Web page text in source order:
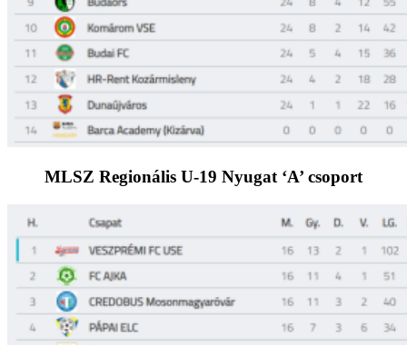
MLSZ Regionális U-19 Nyugat ‘A’ csoport